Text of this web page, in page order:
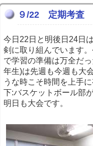
９/22 定期考査
今日22日と明後日24日
剣に取り組んでいます
で学習の準備は万全だ
年生)は先週も今週も大
うな時こそ時間を上手
下:バスケットボール部
明日も大会です。